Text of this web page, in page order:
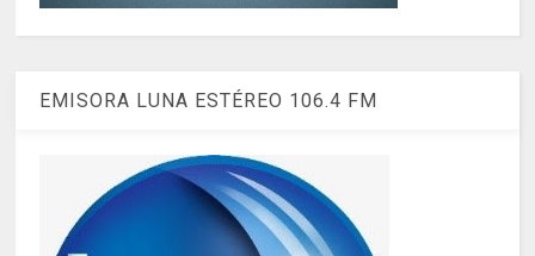
EMISORA LUNA ESTÉREO 106.4 FM